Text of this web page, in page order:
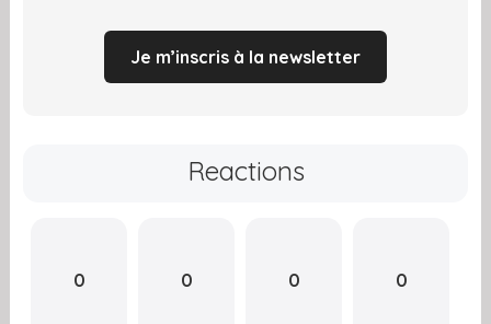
Je m’inscris à la newsletter
Reactions
0 0 0 0